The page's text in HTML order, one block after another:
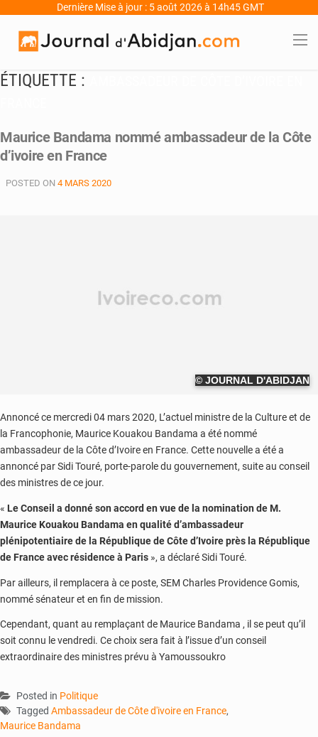
Dernière Mise à jour : 5 août 2026 à 14h45 GMT
ÉTIQUETTE :
Maurice Bandama nommé ambassadeur de la Côte
d’ivoire en France
POSTED ON 4 MARS 2020
© JOURNAL D'ABIDJAN
Annoncé ce mercredi 04 mars 2020, L’actuel ministre de la Culture et de
la Francophonie, Maurice Kouakou Bandama a été nommé
ambassadeur de la Côte d’Ivoire en France. Cette nouvelle a été a
annoncé par Sidi Touré, porte-parole du gouvernement, suite au conseil
des ministres de ce jour.
« Le Conseil a donné son accord en vue de la nomination de M.
Maurice Kouakou Bandama en qualité d’ambassadeur
plénipotentiaire de la République de Côte d’Ivoire près la République
de France avec résidence à Paris », a déclaré Sidi Touré.
Par ailleurs, il remplacera à ce poste, SEM Charles Providence Gomis,
nommé sénateur et en fin de mission.
Cependant, quant au remplaçant de Maurice Bandama , il se peut qu’il
soit connu le vendredi. Ce choix sera fait à l’issue d’un conseil
extraordinaire des ministres prévu à Yamoussoukro
Posted in Politique
Tagged Ambassadeur de Côte d'ivoire en France,
Maurice Bandama